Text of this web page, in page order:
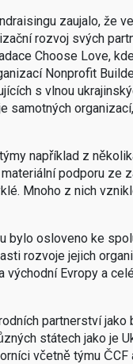
zaujalo, že
rozvoj svých
Choose Love,
Nonprofit
s vlnou
samotných
například z
podporu ze
Mnoho z nich
bylo osloveno ke
rozvoje jejich
Evropy a
partnerství
státech jako je
včetně týmu